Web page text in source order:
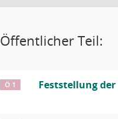
Öffentlicher Teil:
Ö 1 Feststellung